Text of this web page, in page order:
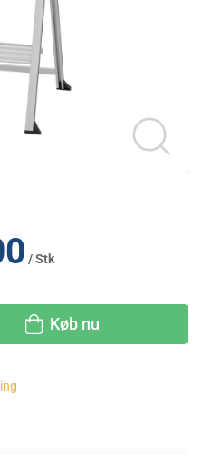
/ Stk
Køb nu